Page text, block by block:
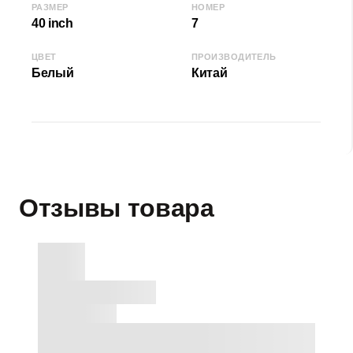
РАЗМЕР
40 inch
НОМЕР
7
ЦВЕТ
Белый
ПРОИЗВОДИТЕЛЬ
Китай
Отзывы товара